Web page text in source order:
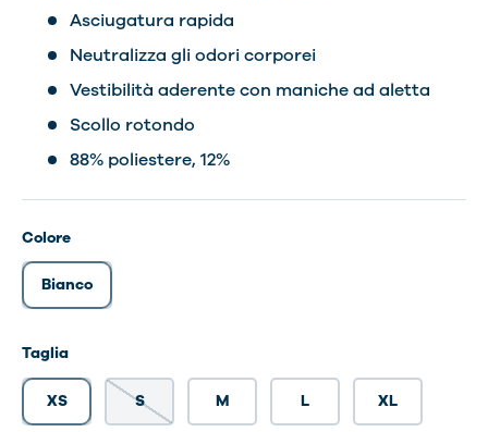
Asciugatura rapida
Neutralizza gli odori corporei
Vestibilità aderente con maniche ad aletta
Scollo rotondo
88% poliestere, 12%
Colore
Bianco
Taglia
XS S M L XL